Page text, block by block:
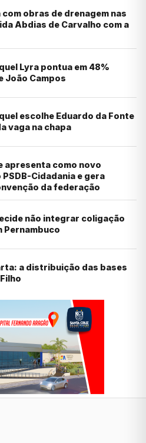
com obras de drenagem nas
Abdias de Carvalho com a
Lyra pontua em 48%
João Campos
escolhe Eduardo da Fonte
vaga na chapa
apresenta como novo
Cidadania e gera
da federação
não integrar coligação
Pernambuco
a distribuição das bases